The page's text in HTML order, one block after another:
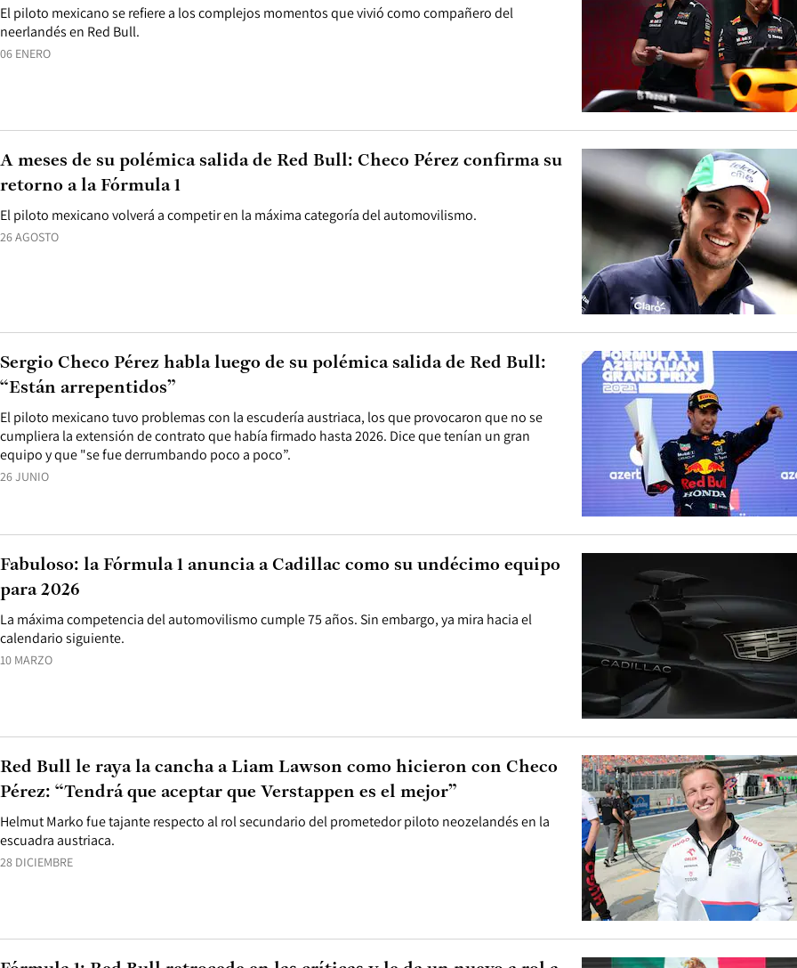
06 ENERO
El piloto mexicano se refiere a los complejos momentos que vivió como compañero del
neerlandés en Red Bull.
26 AGOSTO
El piloto mexicano volverá a competir en la máxima categoría del automovilismo.
A meses de su polémica salida de Red Bull: Checo Pérez confirma su
retorno a la Fórmula 1
26 JUNIO
El piloto mexicano tuvo problemas con la escudería austriaca, los que provocaron que no se
cumpliera la extensión de contrato que había firmado hasta 2026. Dice que tenían un gran
equipo y que "se fue derrumbando poco a poco”.
Sergio Checo Pérez habla luego de su polémica salida de Red Bull:
“Están arrepentidos”
10 MARZO
La máxima competencia del automovilismo cumple 75 años. Sin embargo, ya mira hacia el
calendario siguiente.
Fabuloso: la Fórmula 1 anuncia a Cadillac como su undécimo equipo
para 2026
28 DICIEMBRE
Helmut Marko fue tajante respecto al rol secundario del prometedor piloto neozelandés en la
escuadra austriaca.
Red Bull le raya la cancha a Liam Lawson como hicieron con Checo
Pérez: “Tendrá que aceptar que Verstappen es el mejor”